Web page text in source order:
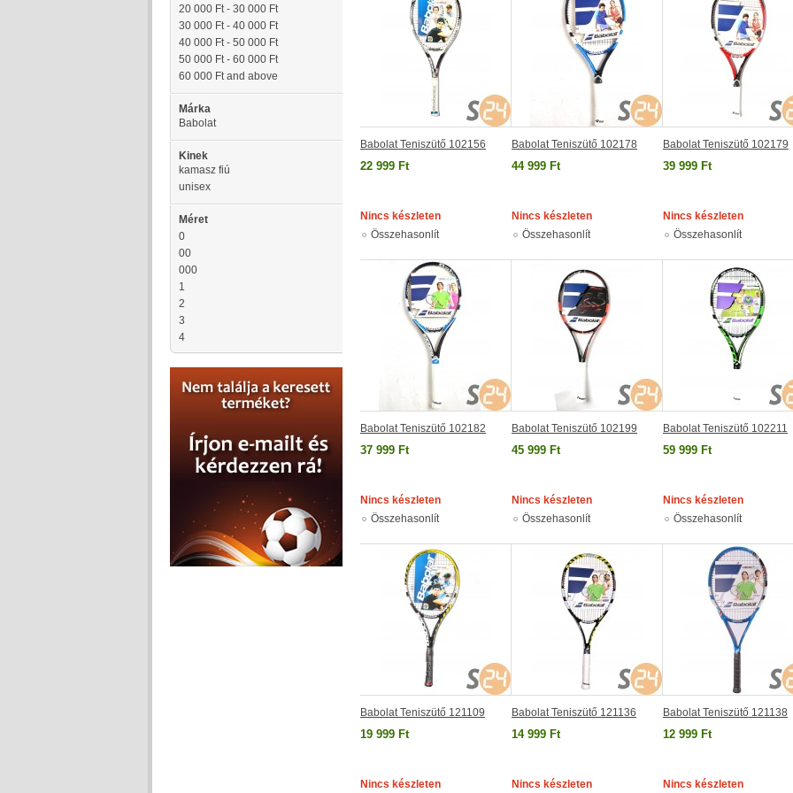
20 000 Ft- 30 000 Ft
30 000 Ft- 40 000 Ft
40 000 Ft- 50 000 Ft
50 000 Ft- 60 000 Ft
60 000 Ftand above
Márka
Babolat
Kinek
kamasz fiú
unisex
Méret
0
00
000
1
2
3
4
Babolat Teniszütő 102156
22 999 Ft
Nincs készleten
Összehasonlít
Babolat Teniszütő 102178
44 999 Ft
Nincs készleten
Összehasonlít
Babolat Teniszütő 102179
39 999 Ft
Nincs készleten
Összehasonlít
Babolat Teniszütő 102182
37 999 Ft
Nincs készleten
Összehasonlít
Babolat Teniszütő 102199
45 999 Ft
Nincs készleten
Összehasonlít
Babolat Teniszütő 102211
59 999 Ft
Nincs készleten
Összehasonlít
Babolat Teniszütő 121109
19 999 Ft
Nincs készleten
Babolat Teniszütő 121136
14 999 Ft
Nincs készleten
Babolat Teniszütő 121138
12 999 Ft
Nincs készleten